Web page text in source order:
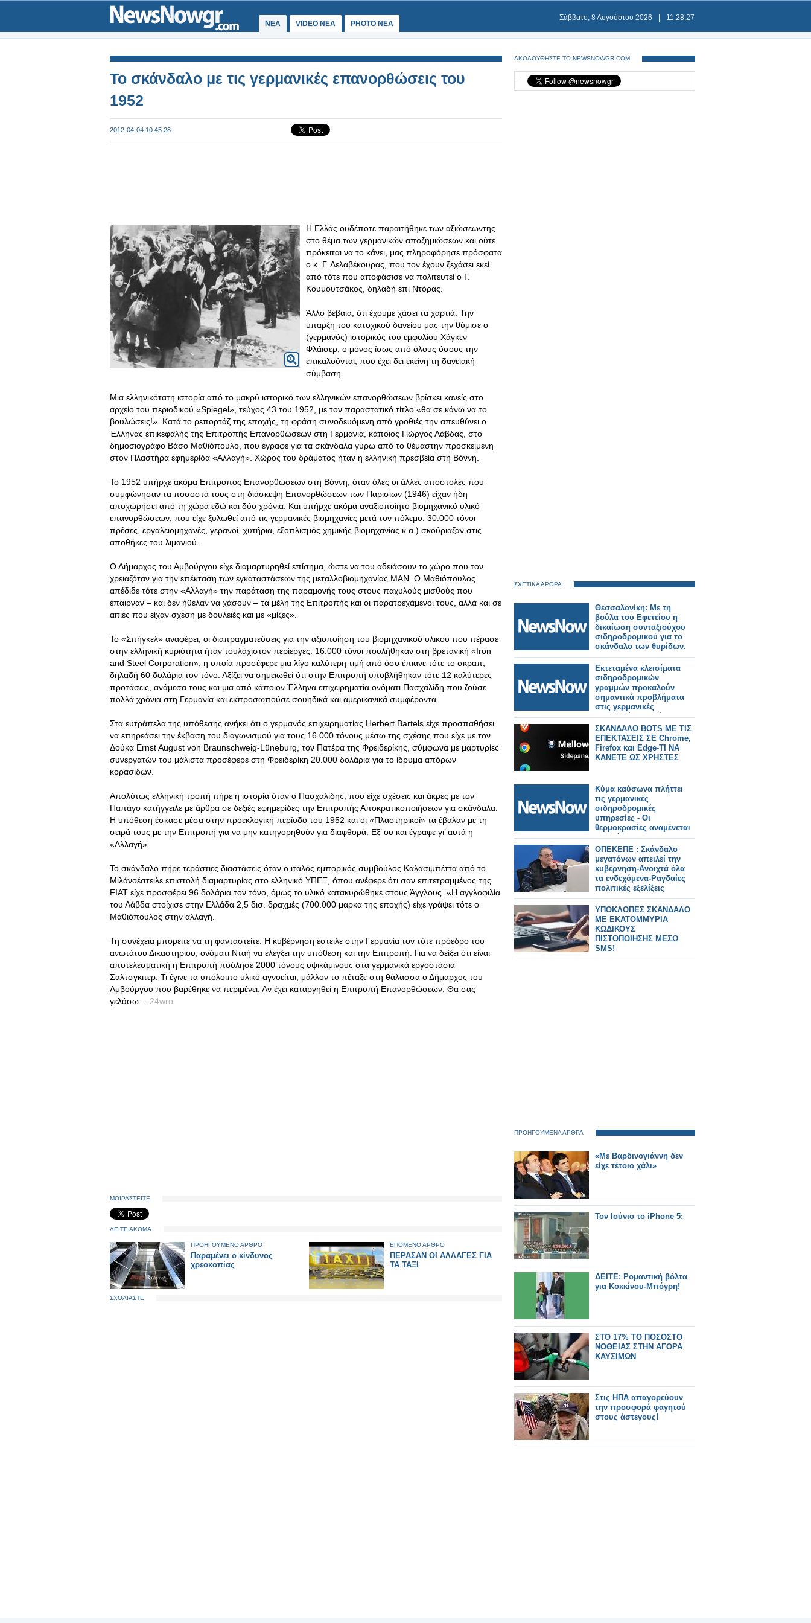
ΝΕΑ VIDEO NEA PHOTO NEA
Σάββατο, 8 Αυγούστου 2026 11:28:27
Το σκάνδαλο με τις γερμανικές επανορθώσεις του
1952
2012-04-04 10:45:28
Η Ελλάς ουδέποτε παραιτήθηκε των αξιώσεωντης
στο θέμα των γερμανικών αποζημιώσεων και ούτε
πρόκειται να το κάνει, μας πληροφόρησε πρόσφατα
ο κ. Γ. Δελαβέκουρας, που τον έχουν ξεχάσει εκεί
από τότε που αποφάσισε να πολιτευτεί ο Γ.
Κουμουτσάκος, δηλαδή επί Ντόρας.
Άλλο βέβαια, ότι έχουμε χάσει τα χαρτιά. Την
ύπαρξη του κατοχικού δανείου μας την θύμισε ο
(γερμανός) ιστορικός του εμφυλίου Χάγκεν
Φλάισερ, ο μόνος ίσως από όλους όσους την
επικαλούνται, που έχει δει εκείνη τη δανειακή
σύμβαση.
Μια ελληνικότατη ιστορία από το μακρύ ιστορικό των ελληνικών επανορθώσεων βρίσκει κανείς στο
αρχείο του περιοδικού «Spiegel», τεύχος 43 του 1952, με τον παραστατικό τίτλο «θα σε κάνω να το
βουλώσεις!». Κατά το ρεπορτάζ της εποχής, τη φράση συνοδευόμενη από γροθιές την απευθύνει ο
Έλληνας επικεφαλής της Επιτροπής Επανορθώσεων στη Γερμανία, κάποιος Γιώργος Λάβδας, στο
δημοσιογράφο Βάσο Μαθιόπουλο, που έγραφε για τα σκάνδαλα γύρω από το θέμαστην προσκείμενη
στον Πλαστήρα εφημερίδα «Αλλαγή». Χώρος του δράματος ήταν η ελληνική πρεσβεία στη Βόννη.
Το 1952 υπήρχε ακόμα Επίτροπος Επανορθώσεων στη Βόννη, όταν όλες οι άλλες αποστολές που
συμφώνησαν τα ποσοστά τους στη διάσκεψη Επανορθώσεων των Παρισίων (1946) είχαν ήδη
αποχωρήσει από τη χώρα εδώ και δύο χρόνια. Και υπήρχε ακόμα αναξιοποίητο βιομηχανικό υλικό
επανορθώσεων, που είχε ξυλωθεί από τις γερμανικές βιομηχανίες μετά τον πόλεμο: 30.000 τόνοι
πρέσες, εργαλειομηχανές, γερανοί, χυτήρια, εξοπλισμός χημικής βιομηχανίας κ.α ) σκούριαζαν στις
αποθήκες του λιμανιού.
Ο Δήμαρχος του Αμβούργου είχε διαμαρτυρηθεί επίσημα, ώστε να του αδειάσουν το χώρο που τον
χρειαζόταν για την επέκταση των εγκαταστάσεων της μεταλλοβιομηχανίας ΜΑΝ. Ο Μαθιόπουλος
απέδιδε τότε στην «Αλλαγή» την παράταση της παραμονής τους στους παχυλούς μισθούς που
έπαιρναν – και δεν ήθελαν να χάσουν – τα μέλη της Επιτροπής και οι παρατρεχάμενοι τους, αλλά και σε
αιτίες που είχαν σχέση με δουλειές και με «μίζες».
Το «Σπήγκελ» αναφέρει, οι διαπραγματεύσεις για την αξιοποίηση του βιομηχανικού υλικού που πέρασε
στην ελληνική κυριότητα ήταν τουλάχιστον περίεργες. 16.000 τόνοι πουλήθηκαν στη βρετανική «Iron
and Steel Corporation», η οποία προσέφερε μια λίγο καλύτερη τιμή από όσο έπιανε τότε το σκραπ,
δηλαδή 60 δολάρια τον τόνο. Αξίζει να σημειωθεί ότι στην Επιτροπή υποβλήθηκαν τότε 12 καλύτερες
προτάσεις, ανάμεσα τους και μια από κάποιον Έλληνα επιχειρηματία ονόματι Πασχαλίδη που ζούσε
πολλά χρόνια στη Γερμανία και εκπροσωπούσε σουηδικά και αμερικανικά συμφέροντα.
Στα ευτράπελα της υπόθεσης ανήκει ότι ο γερμανός επιχειρηματίας Herbert Bartels είχε προσπαθήσει
να επηρεάσει την έκβαση του διαγωνισμού για τους 16.000 τόνους μέσω της σχέσης που είχε με τον
Δούκα Ernst August von Braunschweig-Lüneburg, τον Πατέρα της Φρειδερίκης, σύμφωνα με μαρτυρίες
συνεργατών του μάλιστα προσέφερε στη Φρειδερίκη 20.000 δολάρια για το ίδρυμα απόρων
κορασίδων.
Απολύτως ελληνική τροπή πήρε η ιστορία όταν ο Πασχαλίδης, που είχε σχέσεις και άκρες με τον
Παπάγο κατήγγειλε με άρθρα σε δεξιές εφημερίδες την Επιτροπής Αποκρατικοποιήσεων για σκάνδαλα.
Η υπόθεση έσκασε μέσα στην προεκλογική περίοδο του 1952 και οι «Πλαστηρικοί» τα έβαλαν με τη
σειρά τους με την Επιτροπή για να μην κατηγορηθούν για διαφθορά. Εξ’ ου και έγραφε γι’ αυτά η
«Αλλαγή»
Το σκάνδαλο πήρε τεράστιες διαστάσεις όταν ο ιταλός εμπορικός συμβούλος Καλασιμπέττα από το
Μιλάνοέστειλε επιστολή διαμαρτυρίας στο ελληνικό ΥΠΕΞ, όπου ανέφερε ότι σαν επιτετραμμένος της
FIAT είχε προσφέρει 96 δολάρια τον τόνο, όμως το υλικό κατακυρώθηκε στους Άγγλους. «Η αγγλοφιλία
του Λάβδα στοίχισε στην Ελλάδα 2,5 δισ. δραχμές (700.000 μαρκα της εποχής) είχε γράψει τότε ο
Μαθιόπουλος στην αλλαγή.
Τη συνέχεια μπορείτε να τη φανταστείτε. Η κυβέρνηση έστειλε στην Γερμανία τον τότε πρόεδρο του
ανωτάτου Δικαστηρίου, ονόματι Νταή να ελέγξει την υπόθεση και την Επιτροπή. Για να δείξει ότι είναι
αποτελεσματική η Επιτροπή πούλησε 2000 τόνους υψικάμινους στα γερμανικά εργοστάσια
Σαλτσγκιτερ. Τι έγινε τα υπόλοιπο υλικό αγνοείται, μάλλον το πέταξε στη θάλασσα ο Δήμαρχος του
Αμβούργου που βαρέθηκε να περιμένει. Αν έχει καταργηθεί η Επιτροπή Επανορθώσεων; Θα σας
γελάσω… 24wro
ΜΟΙΡΑΣΤΕΙΤΕ
ΔΕΙΤΕ ΑΚΟΜΑ
ΠΡΟΗΓΟΥΜΕΝΟ ΑΡΘΡΟ
Παραμένει ο κίνδυνος
χρεοκοπίας
ΕΠΟΜΕΝΟ ΑΡΘΡΟ
ΠΕΡΑΣΑΝ ΟΙ ΑΛΛΑΓΕΣ ΓΙΑ
ΤΑ ΤΑΞΙ
ΣΧΟΛΙΑΣΤΕ
ΑΚΟΛΟΥΘΗΣΤΕ ΤΟ NEWSNOWGR.COM
ΣΧΕΤΙΚΑ ΑΡΘΡΑ
Θεσσαλονίκη: Με τη
βούλα του Εφετείου η
δικαίωση συνταξιούχου
σιδηροδρομικού για το
σκάνδαλο των θυρίδων.
Εκτεταμένα κλεισίματα
σιδηροδρομικών
γραμμών προκαλούν
σημαντικά προβλήματα
στις γερμανικές
μεταφορές-Τι πρέπει να
γνωρίζουν οι ταξιδιώτες!
ΣΚΑΝΔΑΛΟ BOTS ΜΕ ΤΙΣ
ΕΠΕΚΤΑΣΕΙΣ ΣΕ Chrome,
Firefox και Edge-ΤΙ ΝΑ
ΚΑΝΕΤΕ ΩΣ ΧΡΗΣΤΕΣ
Κύμα καύσωνα πλήττει
τις γερμανικές
σιδηροδρομικές
υπηρεσίες - Οι
θερμοκρασίες αναμένεται
να φτάσουν τους 40
βαθμούς Κελσίου
ΟΠΕΚΕΠΕ : Σκάνδαλο
μεγατόνων απειλεί την
κυβέρνηση-Ανοιχτά όλα
τα ενδεχόμενα-Ραγδαίες
πολιτικές εξελίξεις
ΥΠΟΚΛΟΠΕΣ ΣΚΑΝΔΑΛΟ
ΜΕ ΕΚΑΤΟΜΜΥΡΙΑ
ΚΩΔΙΚΟΥΣ
ΠΙΣΤΟΠΟΙΗΣΗΣ ΜΕΣΩ
SMS!
ΠΡΟΗΓΟΥΜΕΝΑ ΑΡΘΡΑ
«Με Βαρδινογιάννη δεν
είχε τέτοιο χάλι»
Τον Ιούνιο το iPhone 5;
ΔΕΙΤΕ: Ρομαντική βόλτα
για Κοκκίνου-Μπόγρη!
ΣΤΟ 17% ΤΟ ΠΟΣΟΣΤΟ
ΝΟΘΕΙΑΣ ΣΤΗΝ ΑΓΟΡΑ
ΚΑΥΣΙΜΩΝ
Στις ΗΠΑ απαγορεύουν
την προσφορά φαγητού
στους άστεγους!